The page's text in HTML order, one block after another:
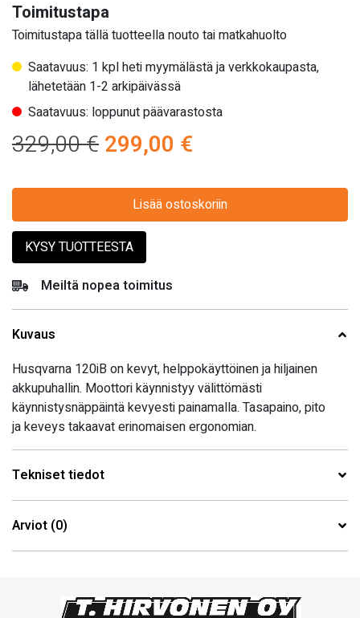
Toimitustapa
Toimitustapa tällä tuotteella nouto tai matkahuolto
Saatavuus: 1 kpl heti myymälästä ja verkkokaupasta,
lähetetään 1-2 arkipäivässä
Saatavuus: loppunut päävarastosta
329,00€Alkuperäinen
329,00 €.
299,00 €
on:
Lisää ostoskoriin
KYSY TUOTTEESTA
Meiltä nopea toimitus
Kuvaus
Husqvarna 120iB on kevyt, helppokäyttöinen ja hiljainen
akkupuhallin. Moottori käynnistyy välittömästi
käynnistysnäppäintä kevyesti painamalla. Tasapaino, pito
ja keveys takaavat erinomaisen ergonomian.
Tekniset tiedot
Arviot (0)